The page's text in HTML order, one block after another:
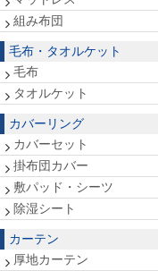
組み布団
毛布・タオルケット
毛布
タオルケット
カバーリング
カバーセット
掛布団カバー
敷パッド・シーツ
除湿シート
カーテン
厚地カーテン